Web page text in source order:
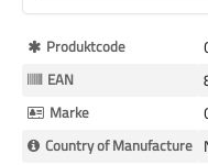
Mehr
Informationen
Produktcode
EAN
Marke
Country of Manufacture